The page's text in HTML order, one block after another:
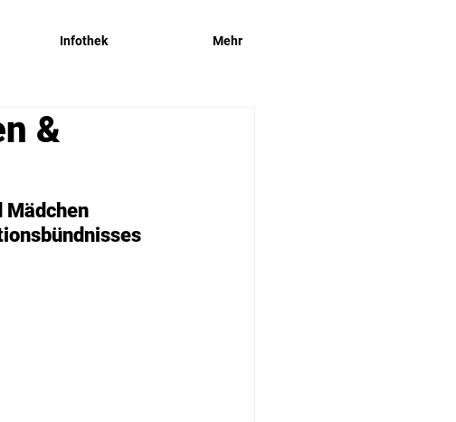
Infothek Mehr
&
Mädchen